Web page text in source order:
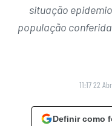
situação
população
11:17 22
Definir como